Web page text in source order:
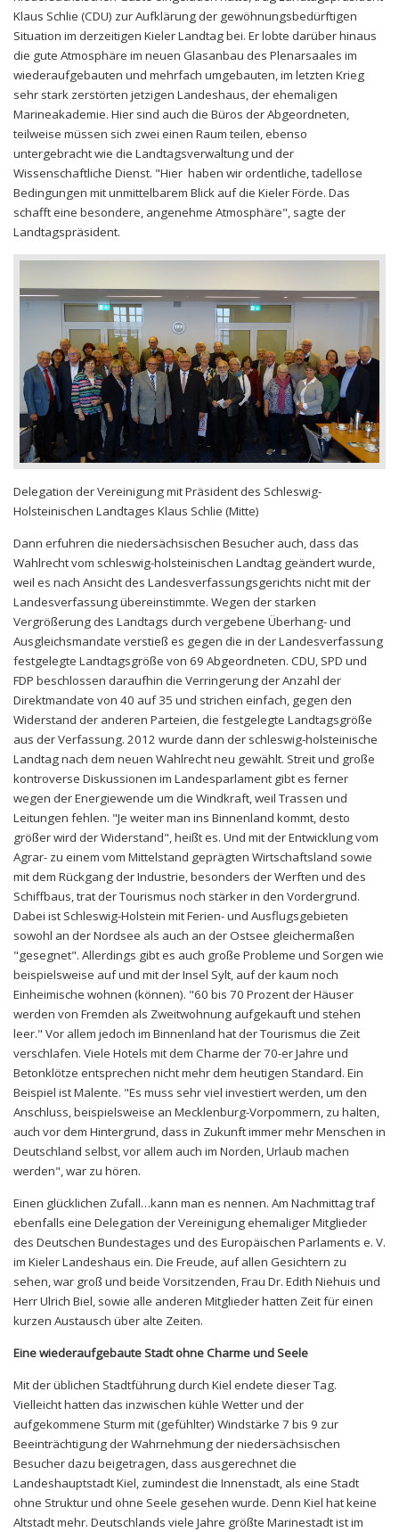
Klaus Schlie (CDU) zur Aufklärung der gewöhnungsbedürftigen
Situation im derzeitigen Kieler Landtag bei. Er lobte darüber hinaus
die gute Atmosphäre im neuen Glasanbau des Plenarsaales im
wiederaufgebauten und mehrfach umgebauten, im letzten Krieg
sehr stark zerstörten jetzigen Landeshaus, der ehemaligen
Marineakademie. Hier sind auch die Büros der Abgeordneten,
teilweise müssen sich zwei einen Raum teilen, ebenso
untergebracht wie die Landtagsverwaltung und der
Wissenschaftliche Dienst. "Hier haben wir ordentliche, tadellose
Bedingungen mit unmittelbarem Blick auf die Kieler Förde. Das
schafft eine besondere, angenehme Atmosphäre", sagte der
Landtagspräsident.
Delegation der Vereinigung mit Präsident des Schleswig-
Holsteinischen Landtages Klaus Schlie (Mitte)
Dann erfuhren die niedersächsischen Besucher auch, dass das
Wahlrecht vom schleswig-holsteinischen Landtag geändert wurde,
weil es nach Ansicht des Landesverfassungsgerichts nicht mit der
Landesverfassung übereinstimmte. Wegen der starken
Vergrößerung des Landtags durch vergebene Überhang- und
Ausgleichsmandate verstieß es gegen die in der Landesverfassung
festgelegte Landtagsgröße von 69 Abgeordneten. CDU, SPD und
FDP beschlossen daraufhin die Verringerung der Anzahl der
Direktmandate von 40 auf 35 und strichen einfach, gegen den
Widerstand der anderen Parteien, die festgelegte Landtagsgröße
aus der Verfassung. 2012 wurde dann der schleswig-holsteinische
Landtag nach dem neuen Wahlrecht neu gewählt. Streit und große
kontroverse Diskussionen im Landesparlament gibt es ferner
wegen der Energiewende um die Windkraft, weil Trassen und
Leitungen fehlen. "Je weiter man ins Binnenland kommt, desto
größer wird der Widerstand", heißt es. Und mit der Entwicklung vom
Agrar- zu einem vom Mittelstand geprägten Wirtschaftsland sowie
mit dem Rückgang der Industrie, besonders der Werften und des
Schiffbaus, trat der Tourismus noch stärker in den Vordergrund.
Dabei ist Schleswig-Holstein mit Ferien- und Ausflugsgebieten
sowohl an der Nordsee als auch an der Ostsee gleichermaßen
"gesegnet". Allerdings gibt es auch große Probleme und Sorgen wie
beispielsweise auf und mit der Insel Sylt, auf der kaum noch
Einheimische wohnen (können). "60 bis 70 Prozent der Häuser
werden von Fremden als Zweitwohnung aufgekauft und stehen
leer." Vor allem jedoch im Binnenland hat der Tourismus die Zeit
verschlafen. Viele Hotels mit dem Charme der 70-er Jahre und
Betonklötze entsprechen nicht mehr dem heutigen Standard. Ein
Beispiel ist Malente. "Es muss sehr viel investiert werden, um den
Anschluss, beispielsweise an Mecklenburg-Vorpommern, zu halten,
auch vor dem Hintergrund, dass in Zukunft immer mehr Menschen in
Deutschland selbst, vor allem auch im Norden, Urlaub machen
werden", war zu hören.
Einen glücklichen Zufall…kann man es nennen. Am Nachmittag traf
ebenfalls eine Delegation der Vereinigung ehemaliger Mitglieder
des Deutschen Bundestages und des Europäischen Parlaments e. V.
im Kieler Landeshaus ein. Die Freude, auf allen Gesichtern zu
sehen, war groß und beide Vorsitzenden, Frau Dr. Edith Niehuis und
Herr Ulrich Biel, sowie alle anderen Mitglieder hatten Zeit für einen
kurzen Austausch über alte Zeiten.
Eine wiederaufgebaute Stadt ohne Charme und Seele
Mit der üblichen Stadtführung durch Kiel endete dieser Tag.
Vielleicht hatten das inzwischen kühle Wetter und der
aufgekommene Sturm mit (gefühlter) Windstärke 7 bis 9 zur
Beeinträchtigung der Wahrnehmung der niedersächsischen
Besucher dazu beigetragen, dass ausgerechnet die
Landeshauptstadt Kiel, zumindest die Innenstadt, als eine Stadt
ohne Struktur und ohne Seele gesehen wurde. Denn Kiel hat keine
Altstadt mehr. Deutschlands viele Jahre größte Marinestadt ist im